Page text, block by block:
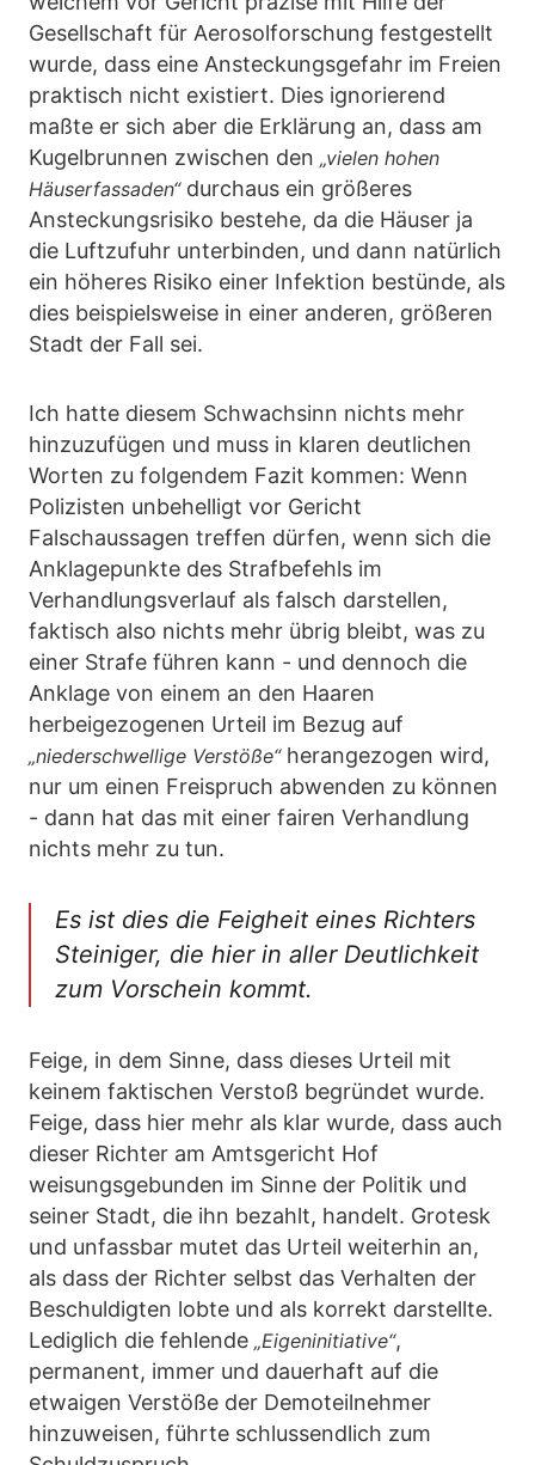
Gesellschaft für Aerosolforschung festgestellt
wurde, dass eine Ansteckungsgefahr im Freien
praktisch nicht existiert. Dies ignorierend
maßte er sich aber die Erklärung an, dass am
Kugelbrunnen zwischen den „vielen hohen
Häuserfassaden“durchaus ein größeres
Ansteckungsrisiko bestehe, da die Häuser ja
die Luftzufuhr unterbinden, und dann natürlich
ein höheres Risiko einer Infektion bestünde, als
dies beispielsweise in einer anderen, größeren
Stadt der Fall sei.
Ich hatte diesem Schwachsinn nichts mehr
hinzuzufügen und muss in klaren deutlichen
Worten zu folgendem Fazit kommen: Wenn
Polizisten unbehelligt vor Gericht
Falschaussagen treffen dürfen, wenn sich die
Anklagepunkte des Strafbefehls im
Verhandlungsverlauf als falsch darstellen,
faktisch also nichts mehr übrig bleibt, was zu
einer Strafe führen kann - und dennoch die
Anklage von einem an den Haaren
herbeigezogenen Urteil im Bezug auf
„niederschwellige Verstöße“herangezogen wird,
nur um einen Freispruch abwenden zu können
- dann hat das mit einer fairen Verhandlung
nichts mehr zu tun.
Es ist dies die Feigheit eines Richters
Steiniger, die hier in aller Deutlichkeit
zum Vorschein kommt.
Feige, in dem Sinne, dass dieses Urteil mit
keinem faktischen Verstoß begründet wurde.
Feige, dass hier mehr als klar wurde, dass auch
dieser Richter am Amtsgericht Hof
weisungsgebunden im Sinne der Politik und
seiner Stadt, die ihn bezahlt, handelt. Grotesk
und unfassbar mutet das Urteil weiterhin an,
als dass der Richter selbst das Verhalten der
Beschuldigten lobte und als korrekt darstellte.
Lediglich die fehlende „Eigeninitiative“,
permanent, immer und dauerhaft auf die
etwaigen Verstöße der Demoteilnehmer
hinzuweisen, führte schlussendlich zum